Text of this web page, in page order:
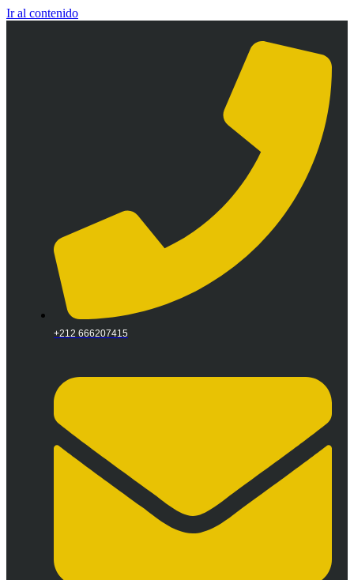
Ir al contenido
+212 666207415